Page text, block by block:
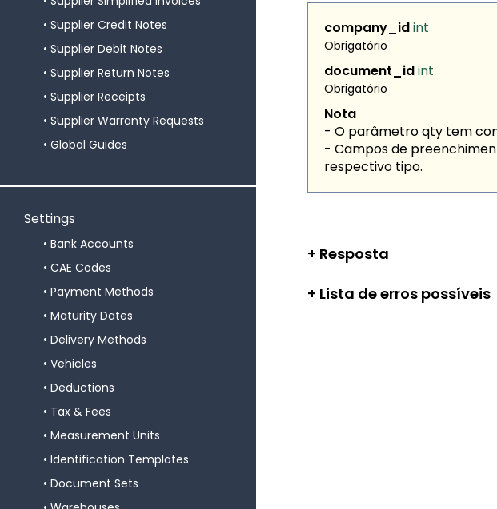
Supplier Credit Notes
Supplier Debit Notes
Supplier Return Notes
Supplier Receipts
Supplier Warranty Requests
Global Guides
Settings
Bank Accounts
CAE Codes
Payment Methods
Maturity Dates
Delivery Methods
Vehicles
Deductions
Tax & Fees
Measurement Units
Identification Templates
Document Sets
company_idint
Obrigatório
document_idint
Obrigatório
Nota
- O parâmetroqty tem
- Campos de
respectivo tipo.
Resposta
Lista de erros possíveis